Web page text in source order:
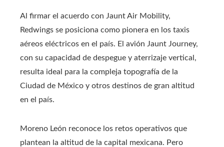
Al firmar el acuerdo con Jaunt Air Mobility,
Redwings se posiciona como pionera en los taxis
aéreos eléctricos en el país. El avión Jaunt Journey,
con su capacidad de despegue y aterrizaje vertical,
resulta ideal para la compleja topografía de la
Ciudad de México y otros destinos de gran altitud
en el país.
Moreno León reconoce los retos operativos que
plantean la altitud de la capital mexicana. Pero